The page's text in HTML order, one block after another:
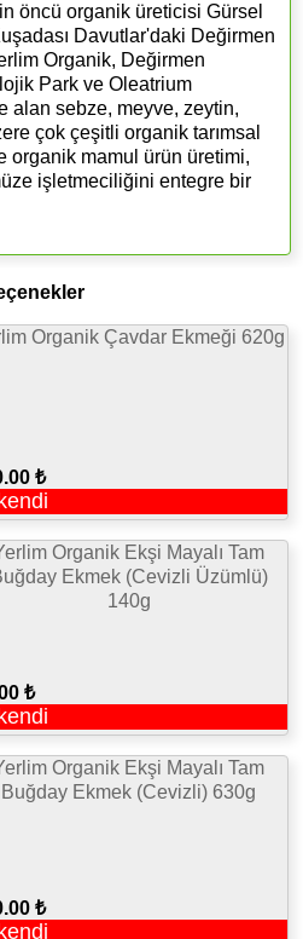
öncü organik üreticisi Gürsel
Davutlar'daki Değirmen
Organik, Değirmen
Park ve Oleatrium
alan sebze, meyve, zeytin,
çok çeşitli organik tarımsal
organik mamul ürün üretimi,
işletmeciliğini entegre bir
Organik Çavdar Ekmeği 620g
₺
Organik Ekşi Mayalı Tam
Ekmek (Cevizli Üzümlü)
140g
₺
Organik Ekşi Mayalı Tam
Buğday Ekmek (Cevizli) 630g
₺